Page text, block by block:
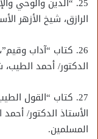
الرازق، شيخ الأزهر
26. كتاب “آداب
الدكتور/ أحمد
الأستاذ الدكتور/
المسلمين.